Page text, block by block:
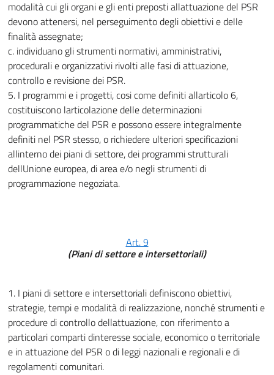
modalità cui gli organi e gli enti preposti allattuazione del PSR
devono attenersi, nel perseguimento degli obiettivi e delle
finalità assegnate;
c. individuano gli strumenti normativi, amministrativi,
procedurali e organizzativi rivolti alle fasi di attuazione,
controllo e revisione dei PSR.
5. I programmi e i progetti, cosi come definiti allarticolo 6,
costituiscono larticolazione delle determinazioni
programmatiche del PSR e possono essere integralmente
definiti nel PSR stesso, o richiedere ulteriori specificazioni
allinterno dei piani di settore, dei programmi strutturali
dellUnione europea, di area e/o negli strumenti di
programmazione negoziata.
Art. 9
(Piani di settore e intersettoriali)
1. I piani di settore e intersettoriali definiscono obiettivi,
strategie, tempi e modalità di realizzazione, nonché strumenti e
procedure di controllo dellattuazione, con riferimento a
particolari comparti dinteresse sociale, economico o territoriale
e in attuazione del PSR o di leggi nazionali e regionali e di
regolamenti comunitari.